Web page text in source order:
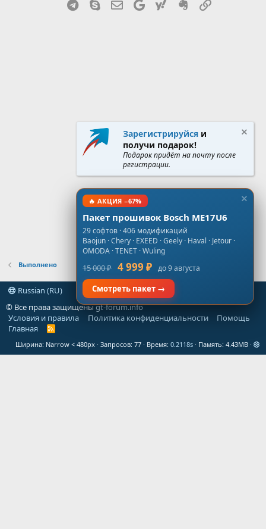
Telegram
Skype Эл. почта
Google Yahoo Evernote
Выполнено
Russian (RU)
© Все права защищеныgt-forum.info
Условия и правила
Политика конфиденциальности
Помощь
Главная
R
S
Ширина Запросов 77 Время 0.2118s Память 4.43MB
Зарегистрируйся и
получи подарок!
Подарок придёт на почту после
регистрации.
🔥 АКЦИЯ −67%
Пакет прошивок Bosch ME17U6
29 софтов · 406 модификаций
Baojun · Chery · EXEED · Geely · Haval · Jetour ·
OMODA · TENET · Wuling
15 000 ₽ 4 999 ₽ до 9 августа
Смотреть пакет →